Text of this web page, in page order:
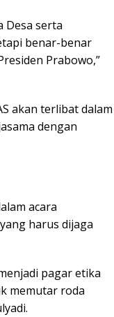
Desa serta
benar-benar
Prabowo,”
akan terlibat dalam
dengan
acara
harus dijaga
pagar etika
memutar roda